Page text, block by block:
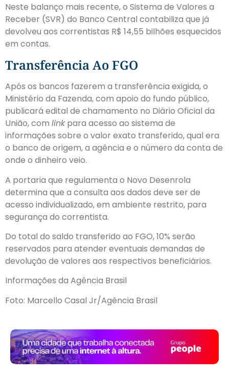
Neste balanço mais recente, o Sistema de Valores a
Receber (SVR) do Banco Central contabiliza que já
devolveu aos correntistas R$ 14,55 bilhões esquecidos
em contas.
Transferência Ao FGO
Após os bancos fazerem a transferência exigida, o
Ministério da Fazenda, com apoio do fundo público,
publicará edital de chamamento no Diário Oficial da
União, com linkpara acesso ao sistema de
informações sobre o valor exato transferido, qual era
o banco de origem, a agência e o número da conta de
onde o dinheiro veio.
A portaria que regulamenta o Novo Desenrola
determina que a consulta aos dados deve ser de
acesso individualizado, em ambiente restrito, para
segurança do correntista.
Do total do saldo transferido ao FGO, 10% serão
reservados para atender eventuais demandas de
devolução de valores aos respectivos beneficiários.
Informações da Agência Brasil
Foto: Marcello Casal Jr/Agência Brasil